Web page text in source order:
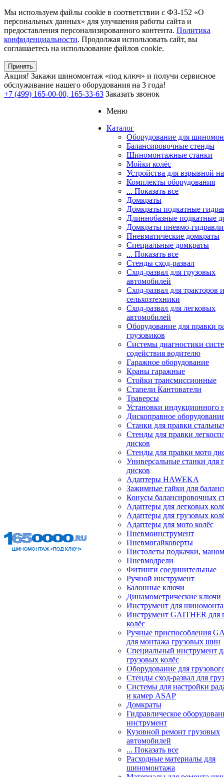
Мы используем файлы cookie в соответствии с ФЗ-152 «О
персональных данных» для улучшения работы сайта и
предоставления персонализированного контента. Политика
конфиденциальности. Продолжая использовать сайт, вы
соглашаетесь на использование файлов cookie.
Принять
Акция! Закажи шиномонтаж «под ключ» и получи сервисное
обслуживание нашего оборудования на 3 года!
+7 (499) 165-00-00, 165-33-63 Заказать звонок
Меню
Каталог
Оборудование для
Балансировочные стенды
Шиномонтажные станки
Мойки колёс
Устройства для взрывной
Комплекты оборудования
... Показать все
Домкраты
Домкраты подкатные
Длиннобазные подкатные
Домкраты пневмо-
Пневматические домкраты
Специальные домкраты
... Показать все
Стенды сход-развал
Сход-развал для грузовых
автомобилей
Сход-развал для тракторов и
сельхозтехники
Сход-развал для легковых
автомобилей
Оборудование для правки
грузовиков
Системы диагностики
содействия водителю
Гаражное оборудование
Краны гаражные
Стойки трансмиссионные
Стапели Кантователи
Траверсы
Установки индукционного
Дископравное
Станки для правки
Стенды для правки
дисков
Стенды для правки мото
Универсальные станки для
дисков
Адаптеры HAWEKA
Зажимные гайки для
Конусы балансировочных
Адаптеры для легковых
Адаптеры для грузовых
Адаптеры для мото колёс
Пневмоинструмент
Пневмогайковерты
Пистолеты подкачки,
Пневмодрели
Фитинги соединительные
Ручной инструмент
Балонные ключи
Динамометрические ключи
Инструмент для
Инструмент GAITHER для
колёс
Ручные приспособления
для монтажа грузовых шин
Специальный инструмент
грузовых колёс
Оборудование для
Стенды сход-развал для
Системы для настройки
и камер ASAP
Домкраты
Гидравлическое
инструмент
Кузовной ремонт грузовых
автомобилей
... Показать все
Расходные материалы для
шиномонтажа